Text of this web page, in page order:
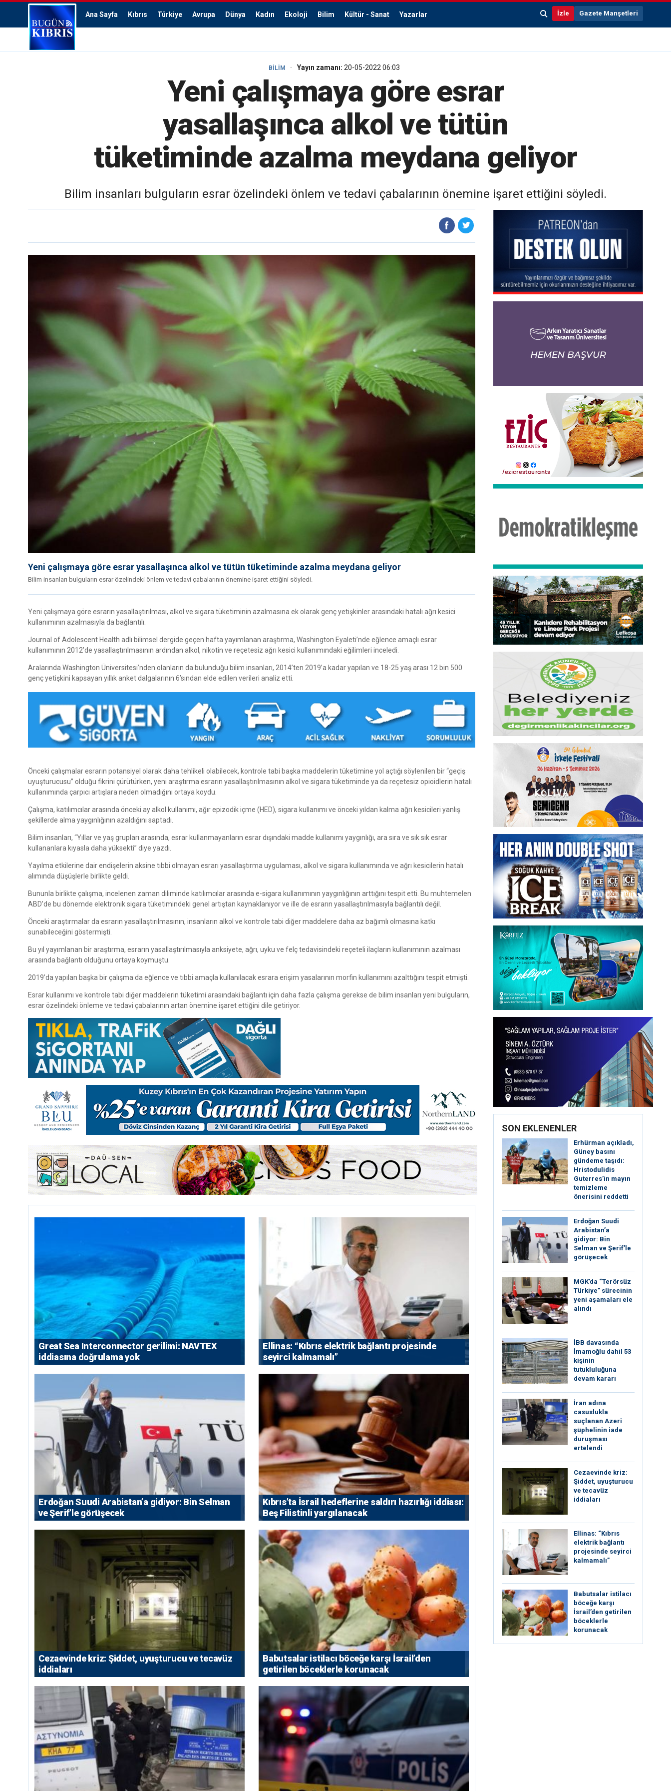
Ana Sayfa Kıbrıs Türkiye Avrupa Dünya Kadın Ekoloji Bilim Kültür - Sanat Yazarlar İzle Gazete Manşetleri
BİLİM Yayın zamanı: 20-05-2022 06:03
Yeni çalışmaya göre esrar
yasallaşınca alkol ve tütün
tüketiminde azalma meydana geliyor
Bilim insanları bulguların esrar özelindeki önlem ve tedavi çabalarının önemine işaret ettiğini söyledi.
Yeni çalışmaya göre esrar yasallaşınca alkol ve tütün tüketiminde azalma meydana geliyor
Bilim insanları bulguların esrar özelindeki önlem ve tedavi çabalarının önemine işaret ettiğini söyledi.
Yeni çalışmaya göre esrarın yasallaştırılması, alkol ve sigara tüketiminin azalmasına ek olarak genç yetişkinler arasındaki hatalı ağrı kesici
kullanımının azalmasıyla da bağlantılı.
Journal of Adolescent Health adlı bilimsel dergide geçen hafta yayımlanan araştırma, Washington Eyaleti’nde eğlence amaçlı esrar
kullanımının 2012’de yasallaştırılmasının ardından alkol, nikotin ve reçetesiz ağrı kesici kullanımındaki eğilimleri inceledi.
Aralarında Washington Üniversitesi’nden olanların da bulunduğu bilim insanları, 2014’ten 2019’a kadar yapılan ve 18-25 yaş arası 12 bin 500
genç yetişkini kapsayan yıllık anket dalgalarının 6’sından elde edilen verileri analiz etti.
Önceki çalışmalar esrarın potansiyel olarak daha tehlikeli olabilecek, kontrole tabi başka maddelerin tüketimine yol açtığı söylenilen bir “geçiş
uyuşturucusu” olduğu fikrini çürütürken, yeni araştırma esrarın yasallaştırılmasının alkol ve sigara tüketiminde ya da reçetesiz opioidlerin hatalı
kullanımında çarpıcı artışlara neden olmadığını ortaya koydu.
Çalışma, katılımcılar arasında önceki ay alkol kullanımı, ağır epizodik içme (HED), sigara kullanımı ve önceki yıldan kalma ağrı kesicileri yanlış
şekillerde alma yaygınlığının azaldığını saptadı.
Bilim insanları, “Yıllar ve yaş grupları arasında, esrar kullanmayanların esrar dışındaki madde kullanımı yaygınlığı, ara sıra ve sık sık esrar
kullananlara kıyasla daha yüksekti” diye yazdı.
Yayılma etkilerine dair endişelerin aksine tıbbi olmayan esrarı yasallaştırma uygulaması, alkol ve sigara kullanımında ve ağrı kesicilerin hatalı
alımında düşüşlerle birlikte geldi.
Bununla birlikte çalışma, incelenen zaman diliminde katılımcılar arasında e-sigara kullanımının yaygınlığının arttığını tespit etti. Bu muhtemelen
ABD’de bu dönemde elektronik sigara tüketimindeki genel artıştan kaynaklanıyor ve ille de esrarın yasallaştırılmasıyla bağlantılı değil.
Önceki araştırmalar da esrarın yasallaştırılmasının, insanların alkol ve kontrole tabi diğer maddelere daha az bağımlı olmasına katkı
sunabileceğini göstermişti.
Bu yıl yayımlanan bir araştırma, esrarın yasallaştırılmasıyla anksiyete, ağrı, uyku ve felç tedavisindeki reçeteli ilaçların kullanımının azalması
arasında bağlantı olduğunu ortaya koymuştu.
2019’da yapılan başka bir çalışma da eğlence ve tıbbi amaçla kullanılacak esrara erişim yasalarının morfin kullanımını azalttığını tespit etmişti.
Esrar kullanımı ve kontrole tabi diğer maddelerin tüketimi arasındaki bağlantı için daha fazla çalışma gerekse de bilim insanları yeni bulguların,
esrar özelindeki önleme ve tedavi çabalarının artan önemine işaret ettiğini dile getiriyor.
Great Sea Interconnector gerilimi: NAVTEX
iddiasına doğrulama yok
Ellinas: “Kıbrıs elektrik bağlantı projesinde
seyirci kalmamalı”
Erdoğan Suudi Arabistan’a gidiyor: Bin Selman
ve Şerif’le görüşecek
Kıbrıs’ta İsrail hedeflerine saldırı hazırlığı iddiası:
Beş Filistinli yargılanacak
Cezaevinde kriz: Şiddet, uyuşturucu ve tecavüz
iddiaları
Babutsalar istilacı böceğe karşı İsrail’den
getirilen böceklerle korunacak
SON EKLENENLER
Erhürman açıkladı,
Güney basını
gündeme taşıdı:
Hristodulidis
Guterres’in mayın
temizleme
önerisini reddetti
Erdoğan Suudi
Arabistan’a
gidiyor: Bin
Selman ve Şerif’le
görüşecek
MGK’da “Terörsüz
Türkiye” sürecinin
yeni aşamaları ele
alındı
İBB davasında
İmamoğlu dahil 53
kişinin
tutukluluğuna
devam kararı
İran adına
casuslukla
suçlanan Azeri
şüphelinin iade
duruşması
ertelendi
Cezaevinde kriz:
Şiddet, uyuşturucu
ve tecavüz
iddiaları
Ellinas: “Kıbrıs
elektrik bağlantı
projesinde seyirci
kalmamalı”
Babutsalar istilacı
böceğe karşı
İsrail’den getirilen
böceklerle
korunacak